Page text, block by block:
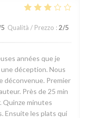
Qualità / Prezzo : 2/5
années que je
déception. Nous
déconvenue. Premier
Près de 25 min
Quinze minutes
Ensuite les plats qui